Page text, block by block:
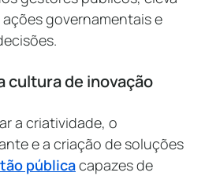
governamentais e
cultura de inovação
a criatividade, o
e a criação de soluções
públicacapazes de